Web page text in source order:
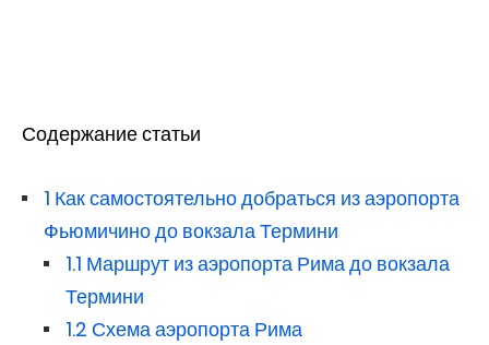
Содержание статьи
1 Как самостоятельно добраться из аэропорта
Фьюмичино до вокзала Термини
1.1 Маршрут из аэропорта Рима до вокзала
Термини
1.2 Схема аэропорта Рима